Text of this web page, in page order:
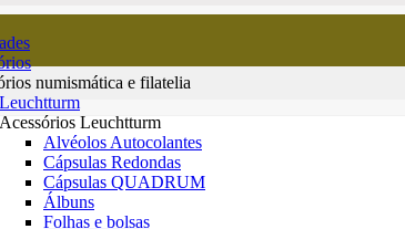
numismática e filatelia
Leuchtturm
Acessórios Leuchtturm
Alvéolos Autocolantes
Cápsulas Redondas
Cápsulas QUADRUM
Álbuns
Folhas e bolsas